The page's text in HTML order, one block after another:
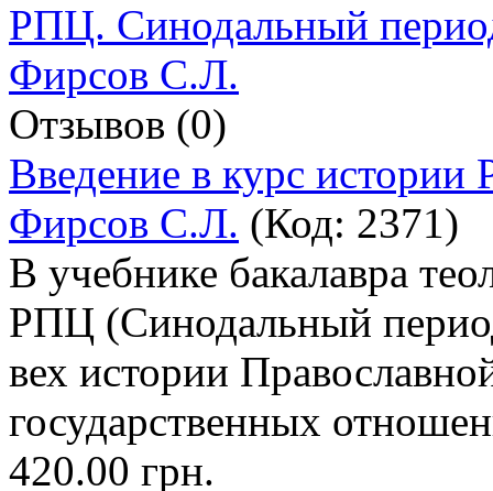
Отзывов (0)
Введение в курс
Фирсов С.Л. (Код: 2371)
В учебнике бакалавра
РПЦ (Синодальный
вех истории
государственных
420.00 грн.